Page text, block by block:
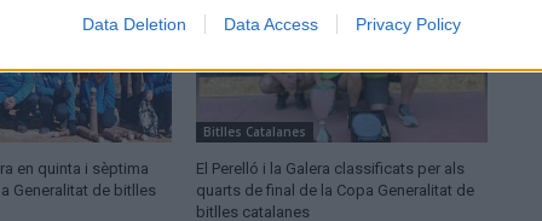
Data Deletion Data Access Privacy Policy
en quinta i sèptima
Generalitat de bitlles
Bitlles Catalanes
El Perelló i la Galera classificats per als
quarts de final de la Copa Generalitat de
bitlles catalanes